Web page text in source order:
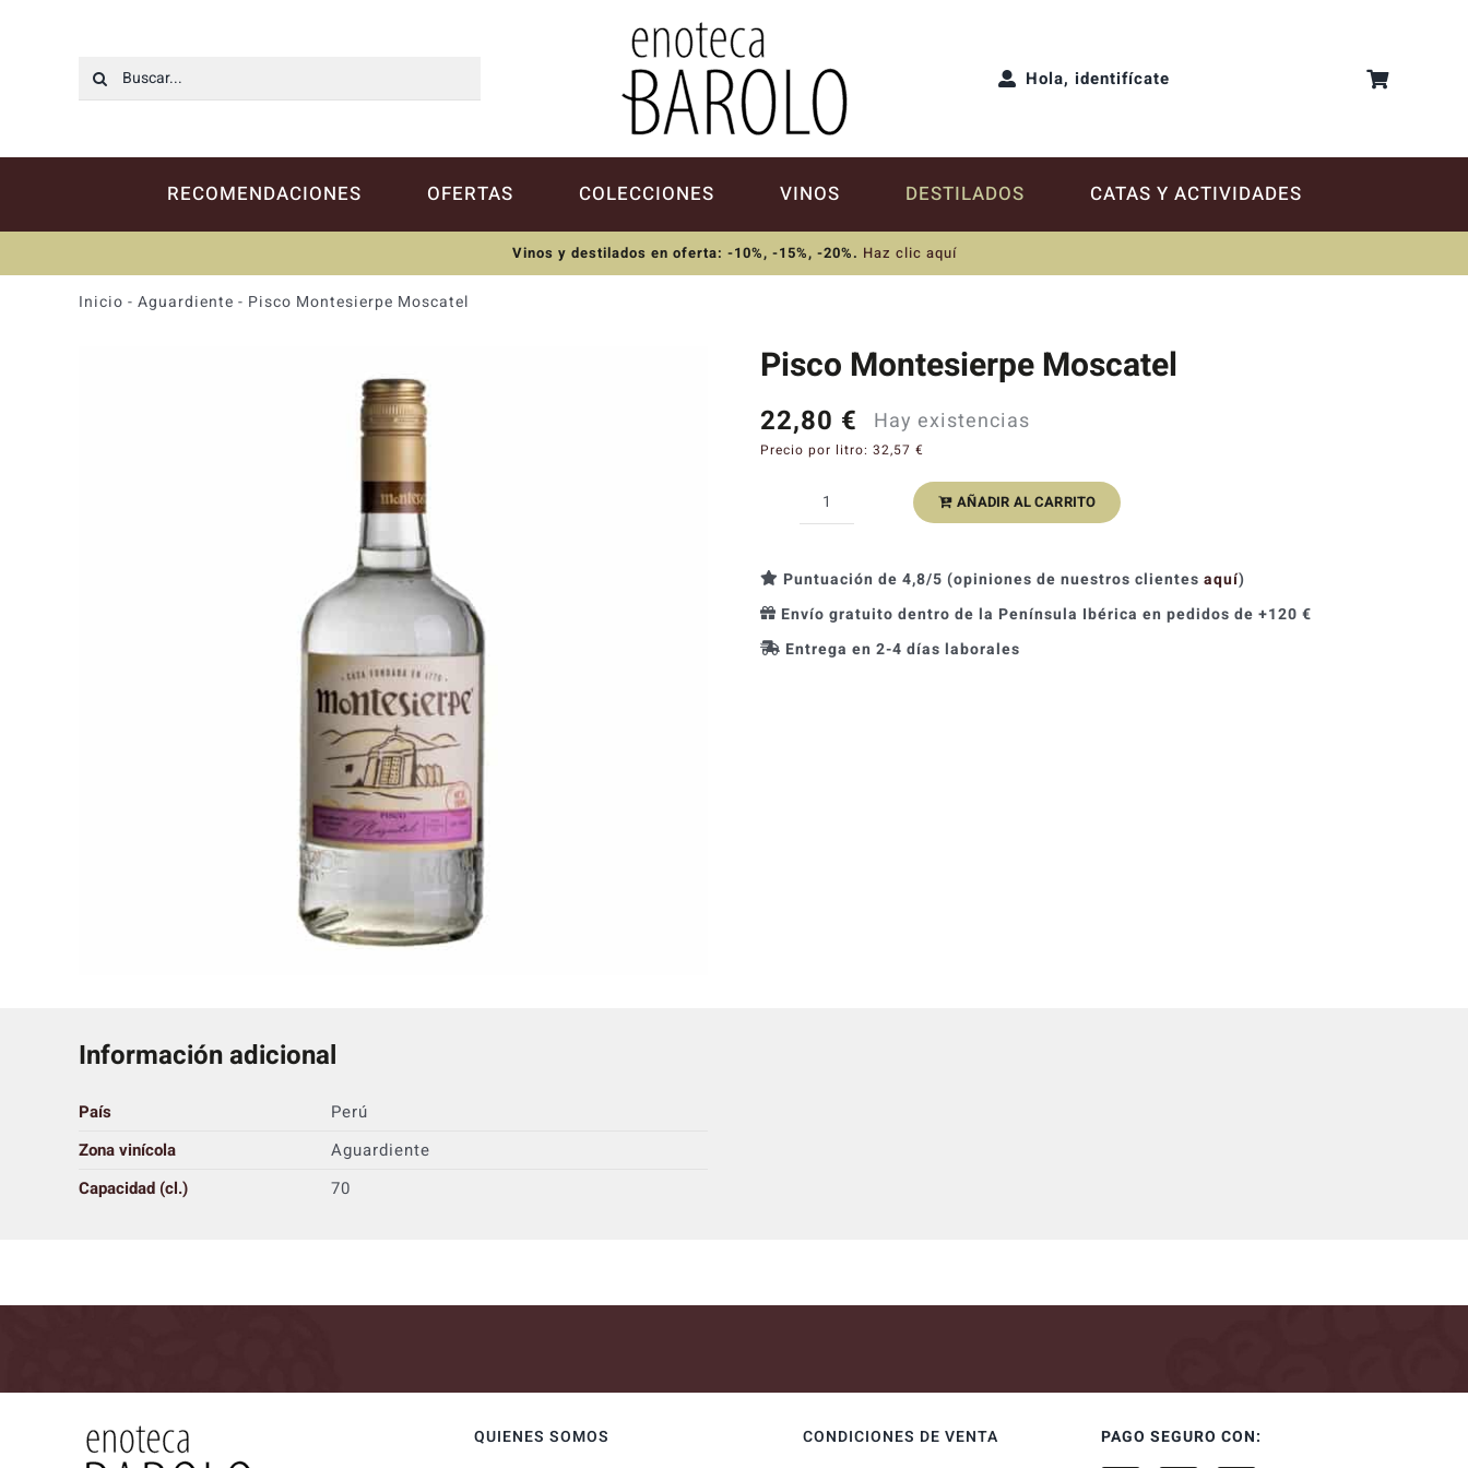
Buscar: Hola, identifícate
RECOMENDACIONES OFERTAS COLECCIONES VINOS DESTILADOS CATAS Y ACTIVIDADES
Vinos y destilados en oferta: -10%, -15%, -20%. Haz clic aquí
Inicio - Aguardiente - Pisco Montesierpe Moscatel
Pisco Montesierpe Moscatel
22,80 € Hay existencias
Precio por litro: 32,57 €
Pisco
cantidad
AÑADIR AL CARRITO
Puntuación de 4,8/5 (opiniones de nuestros clientes aquí)
Envío gratuito dentro de la Península Ibérica en pedidos de +120 €
Entrega en 2-4 días laborales
Información adicional
País
Perú
Zona vinícola
Aguardiente
Capacidad (cl.)
70
QUIENES SOMOS
CONDICIONES DE VENTA
PAGO SEGURO CON: